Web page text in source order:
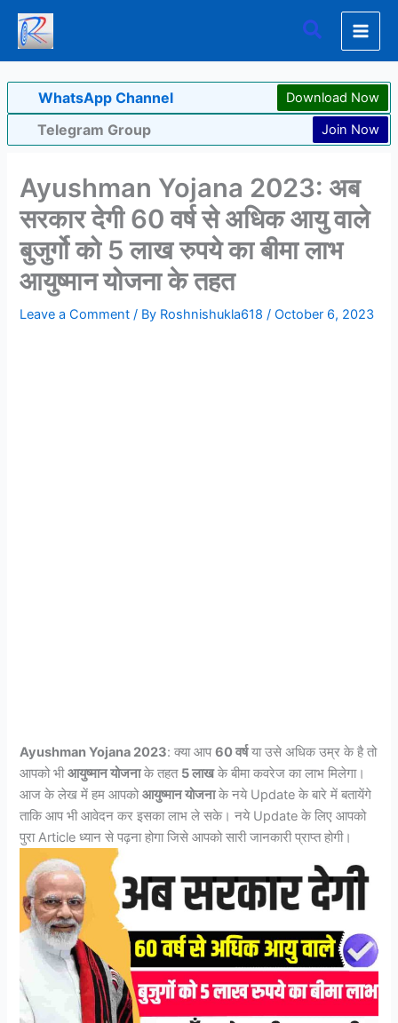
Skip
content
Search
WhatsApp Channel Download Now
Telegram Group Join Now
Ayushman Yojana 2023: अब
सरकार देगी 60 वर्ष से अधिक आयु वाले
बुजुर्गो को 5 लाख रुपये का बीमा लाभ
आयुष्मान योजना के तहत
Leave a Comment / By Roshnishukla618/October 6, 2023
Ayushman Yojana 2023: क्या आप60 वर्षया उसे अधिक उम्र के है तो
आपको भीआयुष्मान योजनाके तहत 5 लाखके बीमा कवरेज का लाभ मिलेगा।
आज के लेख में हम आपकोआयुष्मान योजनाके नये Update के बारे में बतायेंगे
ताकि आप भी आवेदन कर इसका लाभ ले सके। नये Update के लिए आपको
पुरा Article ध्यान से पढ़ना होगा जिसे आपको सारी जानकारी प्राप्त होगी।